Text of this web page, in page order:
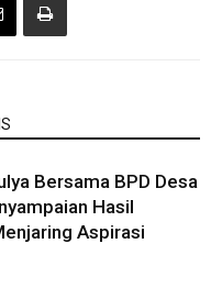
Bersama BPD Desa
Hasil
Aspirasi